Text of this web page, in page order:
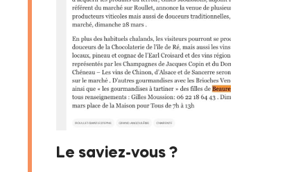
Le saviez-vous ?